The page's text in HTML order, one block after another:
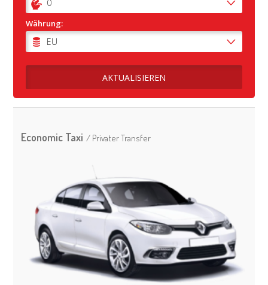
Währung:
Economic Taxi / Privater Transfer